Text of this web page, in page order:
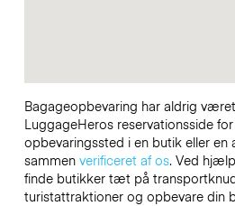
Bagageopbevaring har aldrig
LuggageHeros reservationsside
opbevaringssted i en butik eller en
sammen verificeret af os. Ved
finde butikker tæt på
turistattraktioner og opbevare din